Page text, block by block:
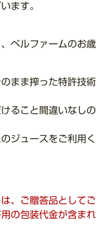
ます。
ベルファームのお歳
まま搾った特許技術
ること間違いなしの
ジュースをご利用く
、ご贈答品としてご
の包装代金が含まれ